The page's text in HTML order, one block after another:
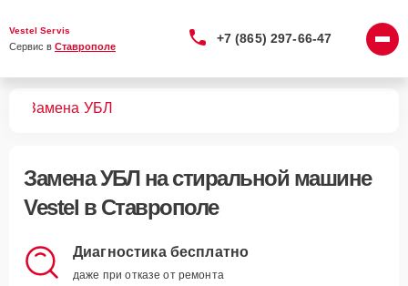
Vestel Servis
Сервис в Ставрополе
+7 (865) 297-66-47
Замена УБЛ
Замена УБЛна стиральной машине
Vestel в Ставрополе
Диагностика бесплатно
даже при отказе от ремонта